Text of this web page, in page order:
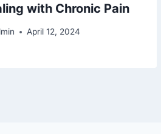
with Chronic Pain
April 12, 2024